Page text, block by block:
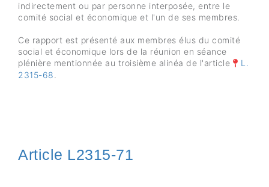
indirectement ou par personne interposée, entre le
comité social et économique et l'un de ses membres.
Ce rapport est présenté aux membres élus du comité
social et économique lors de la réunion en séance
plénière mentionnée au troisième alinéa de l'article
L.
2315-68.
Article L2315-71